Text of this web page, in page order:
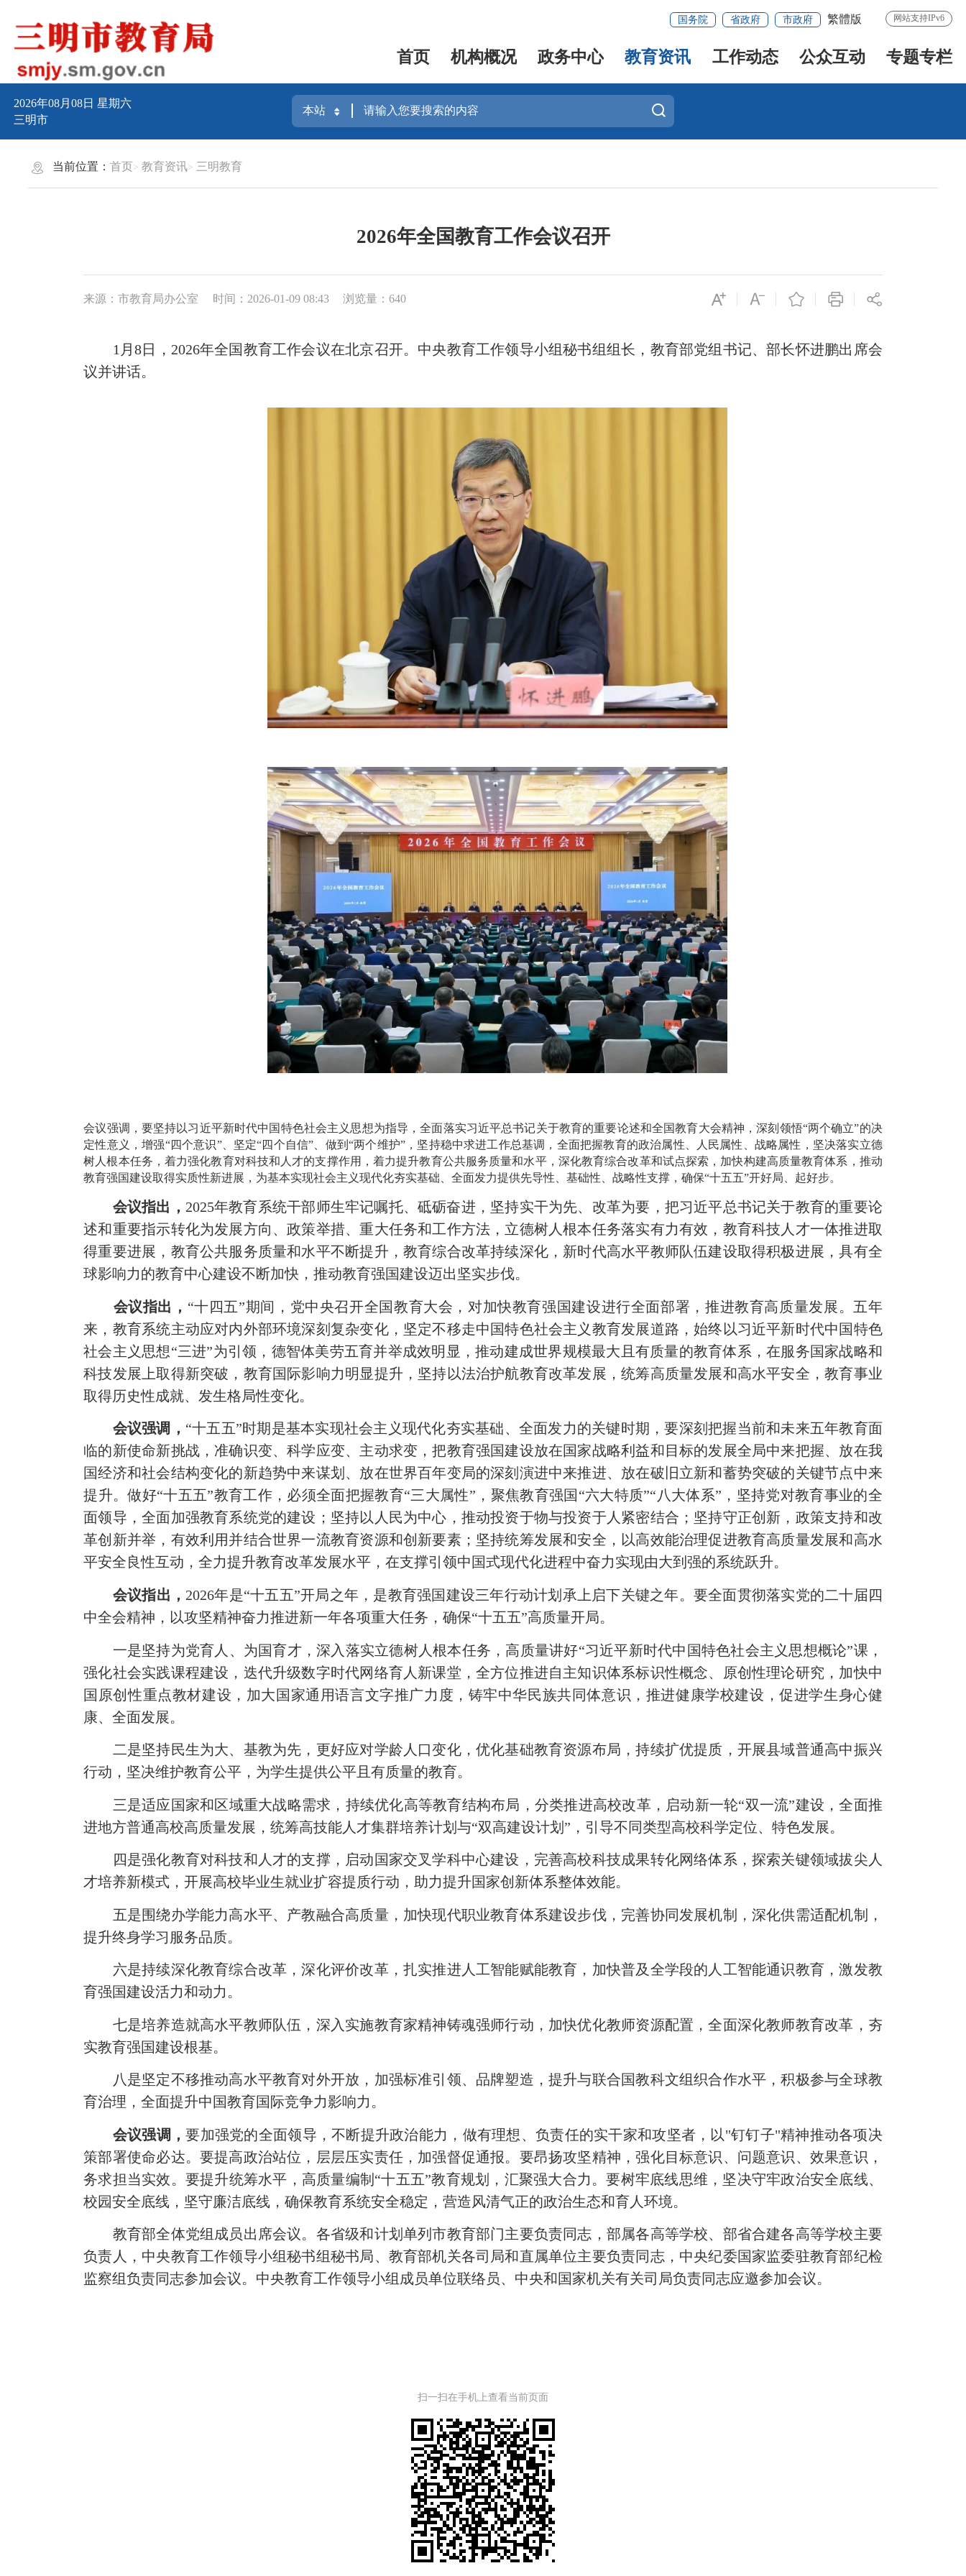
国务院 省政府 市政府 繁體版 网站支持IPv6
首页 机构概况 政务中心 教育资讯 工作动态 公众互动 专题专栏
2026年08月08日星期六
三明市
当前位置：首页 教育资讯 三明教育
2026年全国教育工作会议召开
来源：市教育局办公室 时间：2026-01-09 08:43 浏览量：640
1月8日，2026年全国教育工作会议在北京召开。中央教育工作领导小组秘书组组长，教育部党组书记、部长怀进鹏出席会
议并讲话。
会议强调，要坚持以习近平新时代中国特色社会主义思想为指导，全面落实习近平总书记关于教育的重要论述和全国教育大会精神，深刻领悟“两个确立”的决
定性意义，增强“四个意识”、坚定“四个自信”、做到“两个维护”，坚持稳中求进工作总基调，全面把握教育的政治属性、人民属性、战略属性，坚决落实立德
树人根本任务，着力强化教育对科技和人才的支撑作用，着力提升教育公共服务质量和水平，深化教育综合改革和试点探索，加快构建高质量教育体系，推动
教育强国建设取得实质性新进展，为基本实现社会主义现代化夯实基础、全面发力提供先导性、基础性、战略性支撑，确保“十五五”开好局、起好步。
会议指出， 2025年教育系统干部师生牢记嘱托、砥砺奋进，坚持实干为先、改革为要，把习近平总书记关于教育的重要论
述和重要指示转化为发展方向、政策举措、重大任务和工作方法，立德树人根本任务落实有力有效，教育科技人才一体推进取
得重要进展，教育公共服务质量和水平不断提升，教育综合改革持续深化，新时代高水平教师队伍建设取得积极进展，具有全
球影响力的教育中心建设不断加快，推动教育强国建设迈出坚实步伐。
会议指出， “十四五”期间，党中央召开全国教育大会，对加快教育强国建设进行全面部署，推进教育高质量发展。五年
来，教育系统主动应对内外部环境深刻复杂变化，坚定不移走中国特色社会主义教育发展道路，始终以习近平新时代中国特色
社会主义思想“三进”为引领，德智体美劳五育并举成效明显，推动建成世界规模最大且有质量的教育体系，在服务国家战略和
科技发展上取得新突破，教育国际影响力明显提升，坚持以法治护航教育改革发展，统筹高质量发展和高水平安全，教育事业
取得历史性成就、发生格局性变化。
会议强调， “十五五”时期是基本实现社会主义现代化夯实基础、全面发力的关键时期，要深刻把握当前和未来五年教育面
临的新使命新挑战，准确识变、科学应变、主动求变，把教育强国建设放在国家战略利益和目标的发展全局中来把握、放在我
国经济和社会结构变化的新趋势中来谋划、放在世界百年变局的深刻演进中来推进、放在破旧立新和蓄势突破的关键节点中来
提升。做好“十五五”教育工作，必须全面把握教育“三大属性”，聚焦教育强国“六大特质”“八大体系”，坚持党对教育事业的全
面领导，全面加强教育系统党的建设；坚持以人民为中心，推动投资于物与投资于人紧密结合；坚持守正创新，政策支持和改
革创新并举，有效利用并结合世界一流教育资源和创新要素；坚持统筹发展和安全，以高效能治理促进教育高质量发展和高水
平安全良性互动，全力提升教育改革发展水平，在支撑引领中国式现代化进程中奋力实现由大到强的系统跃升。
会议指出， 2026年是“十五五”开局之年，是教育强国建设三年行动计划承上启下关键之年。要全面贯彻落实党的二十届四
中全会精神，以攻坚精神奋力推进新一年各项重大任务，确保“十五五”高质量开局。
一是坚持为党育人、为国育才，深入落实立德树人根本任务，高质量讲好“习近平新时代中国特色社会主义思想概论”课，
强化社会实践课程建设，迭代升级数字时代网络育人新课堂，全方位推进自主知识体系标识性概念、原创性理论研究，加快中
国原创性重点教材建设，加大国家通用语言文字推广力度，铸牢中华民族共同体意识，推进健康学校建设，促进学生身心健
康、全面发展。
二是坚持民生为大、基教为先，更好应对学龄人口变化，优化基础教育资源布局，持续扩优提质，开展县域普通高中振兴
行动，坚决维护教育公平，为学生提供公平且有质量的教育。
三是适应国家和区域重大战略需求，持续优化高等教育结构布局，分类推进高校改革，启动新一轮“双一流”建设，全面推
进地方普通高校高质量发展，统筹高技能人才集群培养计划与“双高建设计划”，引导不同类型高校科学定位、特色发展。
四是强化教育对科技和人才的支撑，启动国家交叉学科中心建设，完善高校科技成果转化网络体系，探索关键领域拔尖人
才培养新模式，开展高校毕业生就业扩容提质行动，助力提升国家创新体系整体效能。
五是围绕办学能力高水平、产教融合高质量，加快现代职业教育体系建设步伐，完善协同发展机制，深化供需适配机制，
提升终身学习服务品质。
六是持续深化教育综合改革，深化评价改革，扎实推进人工智能赋能教育，加快普及全学段的人工智能通识教育，激发教
育强国建设活力和动力。
七是培养造就高水平教师队伍，深入实施教育家精神铸魂强师行动，加快优化教师资源配置，全面深化教师教育改革，夯
实教育强国建设根基。
八是坚定不移推动高水平教育对外开放，加强标准引领、品牌塑造，提升与联合国教科文组织合作水平，积极参与全球教
育治理，全面提升中国教育国际竞争力影响力。
会议强调，要加强党的全面领导，不断提升政治能力，做有理想、负责任的实干家和攻坚者，以"钉钉子"精神推动各项决
策部署使命必达。要提高政治站位，层层压实责任，加强督促通报。要昂扬攻坚精神，强化目标意识、问题意识、效果意识，
务求担当实效。要提升统筹水平，高质量编制“十五五”教育规划，汇聚强大合力。要树牢底线思维，坚决守牢政治安全底线、
校园安全底线，坚守廉洁底线，确保教育系统安全稳定，营造风清气正的政治生态和育人环境。
教育部全体党组成员出席会议。各省级和计划单列市教育部门主要负责同志，部属各高等学校、部省合建各高等学校主要
负责人，中央教育工作领导小组秘书组秘书局、教育部机关各司局和直属单位主要负责同志，中央纪委国家监委驻教育部纪检
监察组负责同志参加会议。中央教育工作领导小组成员单位联络员、中央和国家机关有关司局负责同志应邀参加会议。
扫一扫在手机上查看当前页面